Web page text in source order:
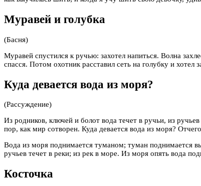
Муравей и голубка
(Басня)
Муравей спустился к ручью: захотел напиться. Волна
спасся. Потом охотник расставил сеть на голубку и хотел
Куда девается вода из моря?
(Рассуждение)
Из родников, ключей и болот вода течет в ручьи, из
пор, как мир сотворен. Куда девается вода из моря?
Вода из моря поднимается туманом; туман поднимается
ручьев течет в реки; из рек в море. Из моря опять вода
Косточка